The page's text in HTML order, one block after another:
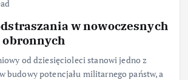
w nowoczesnych
od dziesięcioleci stanowi jedno z
budowy potencjału militarnego państw, a